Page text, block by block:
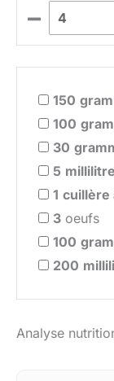
–
150
100
30
5
1 cuillère
3 oeufs
100
200
Analyse